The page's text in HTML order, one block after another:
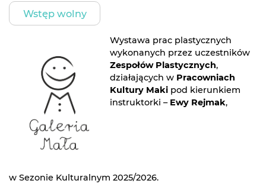
Wstęp wolny
Wystawa prac plastycznych
wykonanych przez uczestników
Zespołów Plastycznych,
działających w Pracowniach
Kultury Maki pod kierunkiem
instruktorki – Ewy Rejmak,
w Sezonie Kulturalnym 2025/2026.